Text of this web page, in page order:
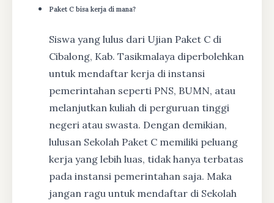
Paket C bisa kerja di mana?
Siswa yang lulus dari Ujian Paket C di
Cibalong, Kab. Tasikmalaya diperbolehkan
untuk mendaftar kerja di instansi
pemerintahan seperti PNS, BUMN, atau
melanjutkan kuliah di perguruan tinggi
negeri atau swasta. Dengan demikian,
lulusan Sekolah Paket C memiliki peluang
kerja yang lebih luas, tidak hanya terbatas
pada instansi pemerintahan saja. Maka
jangan ragu untuk mendaftar di Sekolah